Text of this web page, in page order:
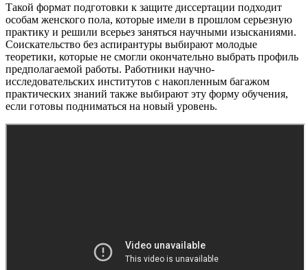
Такой формат подготовки к защите диссертации подходит
особам женского пола, которые имели в прошлом серьезную
практику и решили всерьез заняться научными изысканиями.
Соискательство без аспирантуры выбирают молодые
теоретики, которые не смогли окончательно выбрать профиль
предполагаемой работы. Работники научно-
исследовательских институтов с накопленным багажом
практических знаний также выбирают эту форму обучения,
если готовы подниматься на новый уровень.